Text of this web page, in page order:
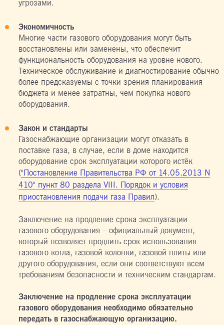
угрозами.
Экономичность
Многие части газового оборудования могут быть
восстановлены или заменены, что обеспечит
функциональность оборудования на уровне нового.
Техническое обслуживание и диагностирование обычно
более предсказуемы с точки зрения планирования
бюджета и менее затратны, чем покупка нового
оборудования.
Закон и стандарты
Газоснабжающие организации могут отказать в
поставке газа, в случае, если в доме находится
оборудование срок эксплуатации которого истёк
("Постановление Правительства РФ от 14.05.2013 N
410" пункт 80 раздела VIII. Порядок и условия
приостановления подачи газа Правил).
Заключение на продление срока эксплуатации
газового оборудования – официальный документ,
который позволяет продлить срок использования
газового котла, газовой колонки, газовой плиты или
другого оборудования, если они соответствуют всем
требованиям безопасности и техническим стандартам.
Заключение на продление срока эксплуатации
газового оборудования необходимо обязательно
передать в газоснабжающую организацию.